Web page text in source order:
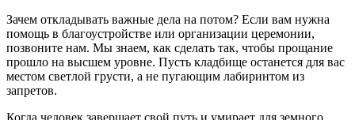
Зачем откладывать важные дела на потом? Если вам нужна
помощь в благоустройстве или организации церемонии,
позвоните нам. Мы знаем, как сделать так, чтобы прощание
прошло на высшем уровне. Пусть кладбище останется для вас
местом светлой грусти, а не пугающим лабиринтом из
запретов.
Когда человек завершает свой путь и умирает для земного